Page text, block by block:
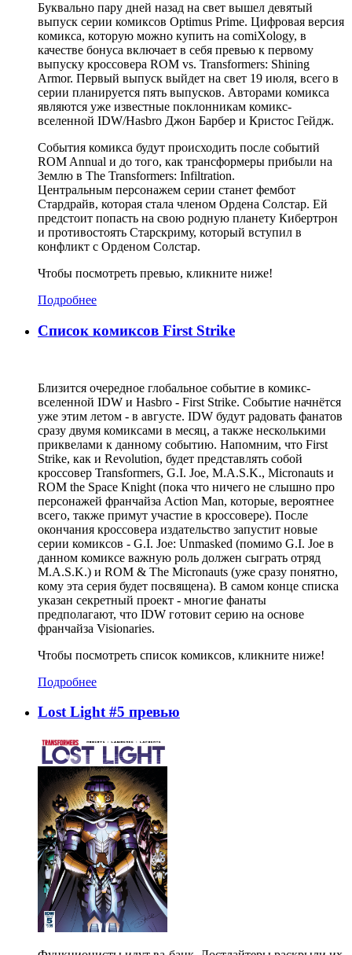
Буквально пару дней назад на свет вышел девятый
выпуск серии комиксов Optimus Prime. Цифровая версия
комикса, которую можно купить на comiXology, в
качестве бонуса включает в себя превью к первому
выпуску кроссовера ROM vs. Transformers: Shining
Armor. Первый выпуск выйдет на свет 19 июля, всего в
серии планируется пять выпусков. Авторами комикса
являются уже известные поклонникам комикс-
вселеннoй IDW/Hasbro Джон Барбер и Кристос Гейдж.
События комикса будут происходить после событий
ROM Annual и до того, как трансформеры прибыли на
Землю в The Transformers: Infiltration.
Центральным персонажем серии станет фембот
Стардрайв, которая стала членом Ордена Солстар. Ей
предстоит попасть на свою родную планету Кибертрон
и противостоять Старскриму, который вступил в
конфликт с Орденом Солстар.
Чтобы посмотреть превью, кликните ниже!
Подробнее
Список комиксов First Strike
Близится очередное глобальное событие в комикс-
вселенной IDW и Hasbro - First Strike. Событие начнётся
уже этим летом - в августе. IDW будут радовать фанатов
сразу двумя комиксами в месяц, а также несколькими
приквелами к данному событию. Напомним, что First
Strike, как и Revolution, будет представлять собой
кроссовер Transformers, G.I. Joe, M.A.S.K., Micronauts и
ROM the Space Knight (пока что ничего не слышно про
персонажей франчайза Action Man, которые, вероятнее
всего, также примут участие в кроссовере). После
окончания кроссовера издательство запустит новые
серии комиксов - G.I. Joe: Unmasked (помимо G.I. Joe в
данном комиксе важную роль должен сыграть отряд
M.A.S.K.) и ROM & The Micronauts (уже сразу понятно,
кому эта серия будет посвящена). В самом конце списка
указан секретный проект - многие фанаты
предполагают, что IDW готовит серию на основе
франчайза Visionaries.
Чтобы посмотреть список комиксов, кликните ниже!
Подробнее
Lost Light #5 превью